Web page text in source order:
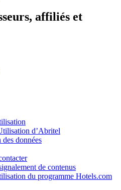
affiliés et
d’Abritel
données
de contenus
du programme Hotels.com